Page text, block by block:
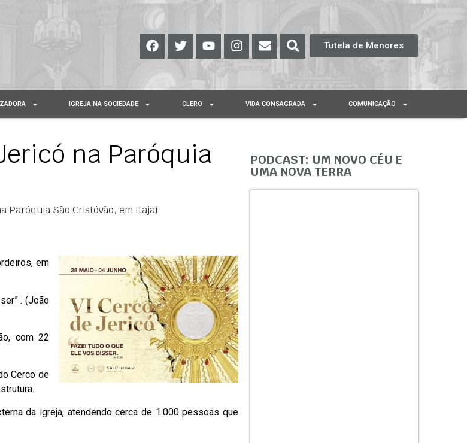
Tutela de Menores
IGREJA NA SOCIEDADE CLERO VIDA CONSAGRADA COMUNICAÇÃO
na Paróquia
Paróquia São Cristóvão, em Itajaí
em
. (João
com 22
Cerco de
da igreja, atendendo cerca de 1.000 pessoas que
PODCAST: UM NOVO CÉU E
UMA NOVA TERRA